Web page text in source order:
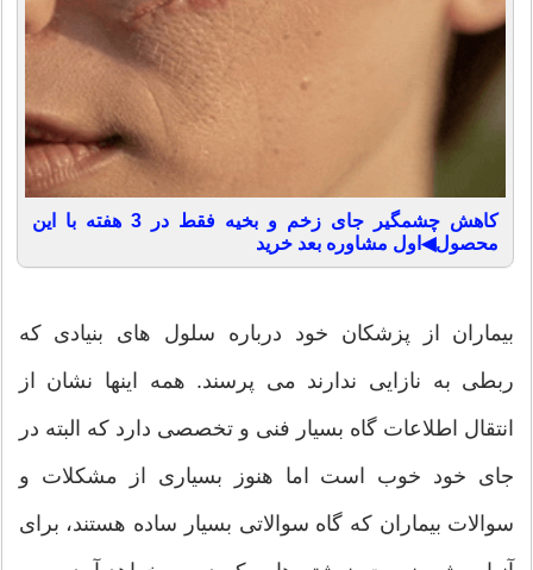
کاهش چشمگیر جای زخم و بخیه فقط در 3 هفته با این
محصول◀اول مشاوره بعد خرید
بیماران از پزشكان خود درباره سلول های بنیادی كه
ربطی به نازایی ندارند می پرسند. همه اینها نشان از
انتقال اطلاعات گاه بسیار فنی و تخصصی دارد كه البته در
جای خود خوب است اما هنوز بسیاری از مشكلات و
سوالات بیماران كه گاه سوالاتی بسیار ساده هستند، برای